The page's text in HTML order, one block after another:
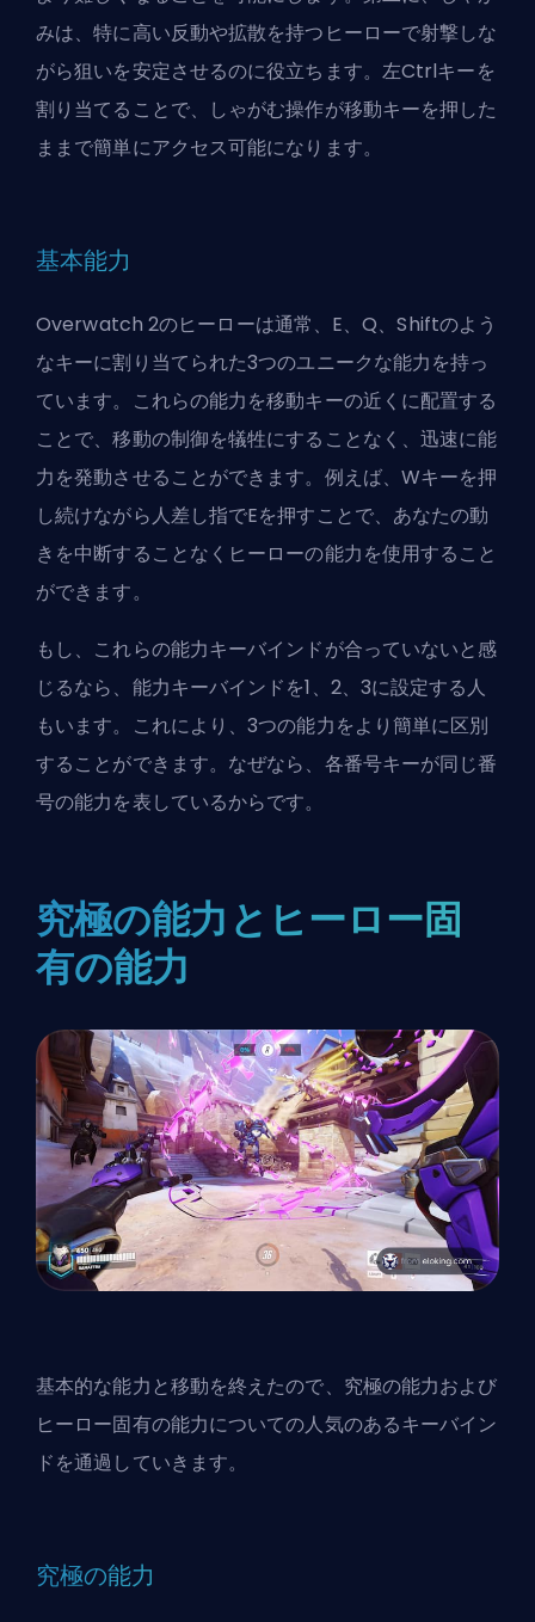
みは、特に高い反動や拡散を持つヒーローで射撃しな
がら狙いを安定させるのに役立ちます。左Ctrlキーを
割り当てることで、しゃがむ操作が移動キーを押した
ままで簡単にアクセス可能になります。
基本能力
Overwatch 2のヒーローは通常、E、Q、Shiftのよう
なキーに割り当てられた3つのユニークな能力を持っ
ています。これらの能力を移動キーの近くに配置する
ことで、移動の制御を犠牲にすることなく、迅速に能
力を発動させることができます。例えば、Wキーを押
し続けながら人差し指でEを押すことで、あなたの動
きを中断することなくヒーローの能力を使用すること
ができます。
もし、これらの能力キーバインドが合っていないと感
じるなら、能力キーバインドを1、2、3に設定する人
もいます。これにより、3つの能力をより簡単に区別
することができます。なぜなら、各番号キーが同じ番
号の能力を表しているからです。
究極の能力とヒーロー固
有の能力
基本的な能力と移動を終えたので、究極の能力および
ヒーロー固有の能力についての人気のあるキーバイン
ドを通過していきます。
究極の能力